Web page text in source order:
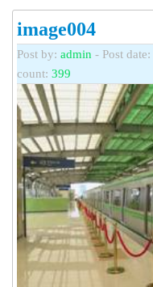
image004
Post by: admin - Post date:
count: 399